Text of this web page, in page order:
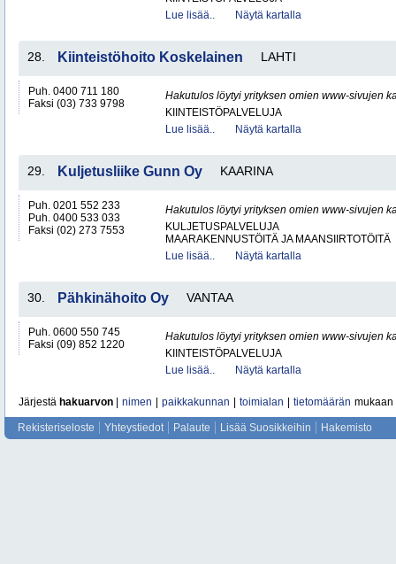
Lue lisää..
Näytä kartalla
28. Kiinteistöhoito Koskelainen LAHTI
Puh. 0400 711 180
Faksi (03) 733 9798
Hakutulos löytyi yrityksen omien www-sivujen
KIINTEISTÖPALVELUJA
Lue lisää..
Näytä kartalla
29. Kuljetusliike Gunn Oy KAARINA
Puh. 0201 552 233
Puh. 0400 533 033
Faksi (02) 273 7553
Hakutulos löytyi yrityksen omien www-sivujen
KULJETUSPALVELUJA
MAARAKENNUSTÖITÄ JA MAANSIIRTOTÖITÄ
Lue lisää..
Näytä kartalla
30. Pähkinähoito Oy VANTAA
Puh. 0600 550 745
Faksi (09) 852 1220
Hakutulos löytyi yrityksen omien www-sivujen
KIINTEISTÖPALVELUJA
Lue lisää..
Näytä kartalla
Järjestä hakuarvon nimen paikkakunnan toimialan tietomäärän mukaan
Rekisteriseloste Yhteystiedot Palaute Lisää Suosikkeihin Hakemisto